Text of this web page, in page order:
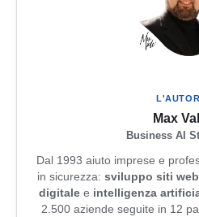
Max
Business AI
Dal 1993 aiuto imprese e
in sicurezza: sviluppo siti web
digitale e intelligenza
2.500 aziende seguite in 12